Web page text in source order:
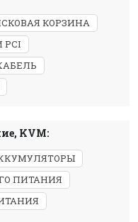
КОРЗИНА
KVM:
ПИТАНИЯ